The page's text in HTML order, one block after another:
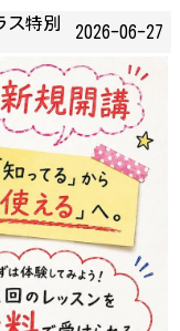
特別
2026-06-27